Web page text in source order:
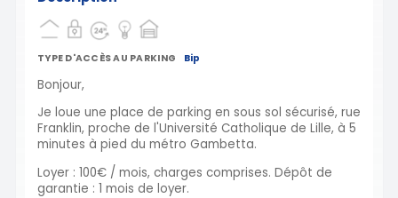
TYPE D'ACCÈS AU PARKING Bip
Bonjour,
Je loue une place de parking en sous sol sécurisé, rue
Franklin, proche de l'Université Catholique de Lille, à 5
minutes à pied du métro Gambetta.
Loyer : 100€ / mois, charges comprises. Dépôt de
garantie : 1 mois de loyer.